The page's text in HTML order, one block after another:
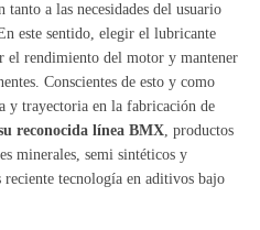
tanto a las necesidades del usuario
este sentido, elegir el lubricante
el rendimiento del motor y mantener
Conscientes de esto y como
y trayectoria en la fabricación de
reconocida línea BMX, productos
minerales, semi sintéticos y
tecnología en aditivos bajo